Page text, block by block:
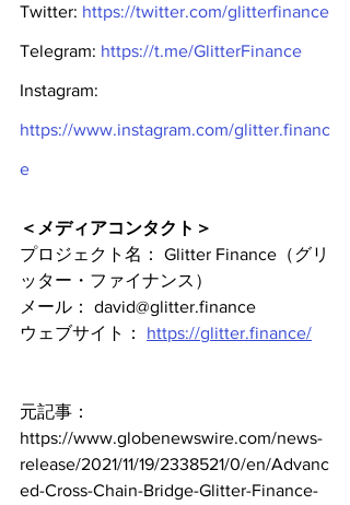
Twitter: https://twitter.com/glitterfinance
Telegram: https://t.me/GlitterFinance
Instagram:
https://www.instagram.com/glitter.financ
e
＜メディアコンタクト＞
プロジェクト名： Glitter Finance（グリ
ッター・ファイナンス）
メール： david@glitter.finance
ウェブサイト： https://glitter.finance/
元記事：
https://www.globenewswire.com/news-
release/2021/11/19/2338521/0/en/Advanc
ed-Cross-Chain-Bridge-Glitter-Finance-